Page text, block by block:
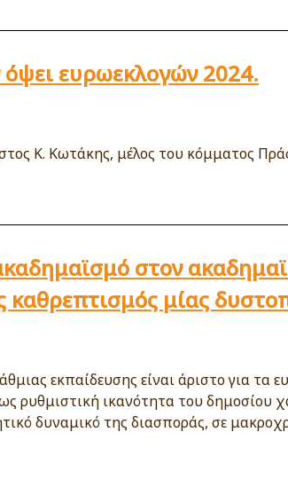
ευρωεκλογών 2024.
Κ. Κωτάκης, μέλος του κόμματος
στον
καθρεπτισμός μίας
εκπαίδευσης είναι άριστο για τα
ρυθμιστική ικανότητα του
δυναμικό της διασποράς, σε